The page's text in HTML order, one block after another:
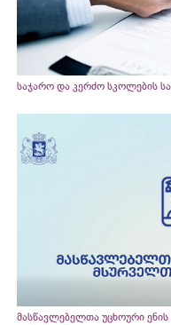
საჯარო და კერძო სკოლების
მასწავლებელთა უცხოური